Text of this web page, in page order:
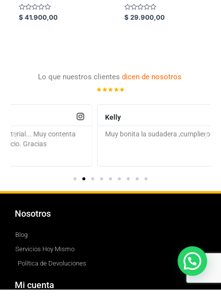
Valorado
con
$ 41.900,00
Valorado
con
$ 29.900,00
Lo que nuestros clientes dicen de nosotros
Muy bonita la sudadera ,cumplieron con el día de entrega.
Nosotros
Blog
Servicios Hoy Mismo
Política de Devoluciones
Mi cuenta